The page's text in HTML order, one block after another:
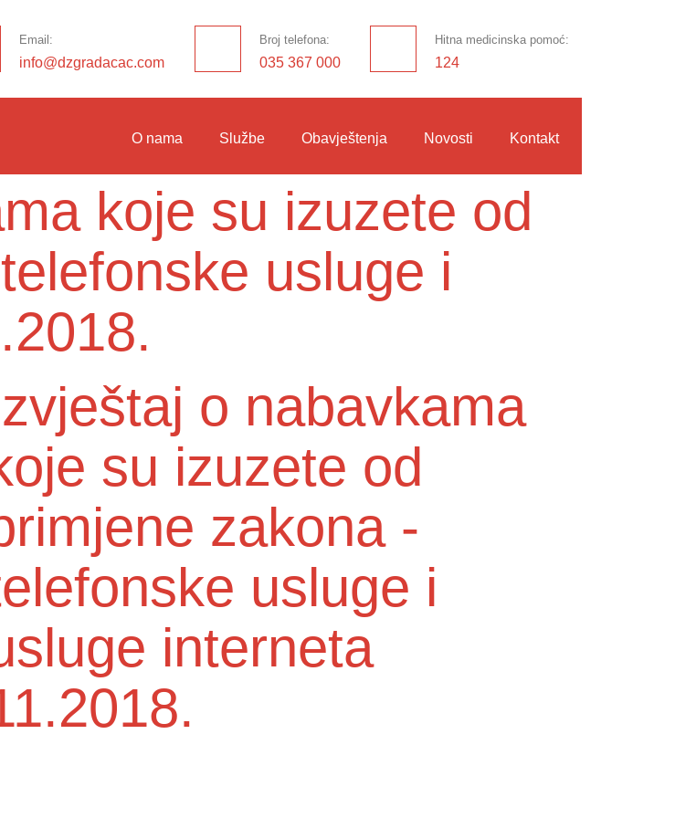
Email:
info@dzgradacac.com
Broj telefona:
035 367 000
Hitna medicinska pomoć:
124
O nama Službe Obavještenja Novosti Kontakt
koje su izuzete od
usluge i
o nabavkama
su izuzete od
zakona -
usluge i
interneta